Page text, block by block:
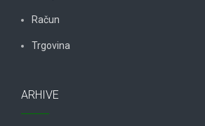
Račun
Trgovina
ARHIVE